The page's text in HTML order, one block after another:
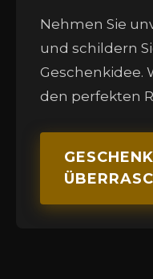
Nehmen Sie
und schildern
Geschenkidee.
den perfekten